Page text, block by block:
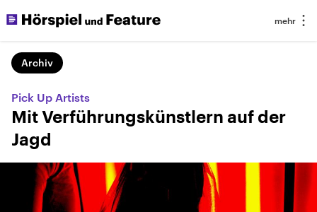
Archiv
Pick Up Artists
Mit Verführungskünstlern auf der
Jagd